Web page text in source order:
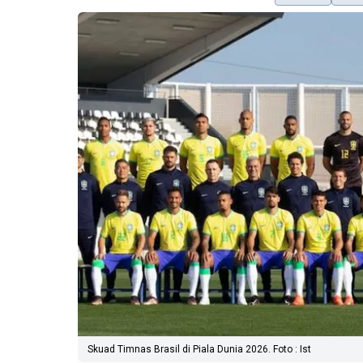
Skuad Timnas Brasil di Piala Dunia 2026. Foto : Ist